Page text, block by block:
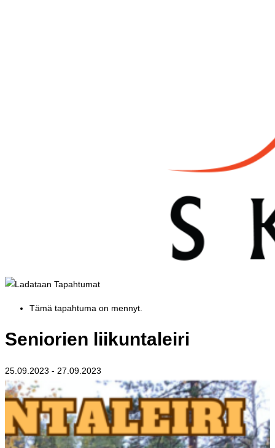
Tämä tapahtuma on mennyt.
Seniorien liikuntaleiri
25.09.2023 - 27.09.2023